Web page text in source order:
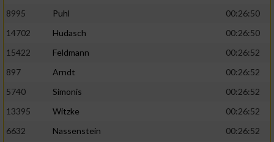
8995
Puhl
00:26:50
14702
Hudasch
00:26:50
15422
Feldmann
00:26:52
897
Arndt
00:26:52
5740
Simonis
00:26:52
13395
Witzke
00:26:52
6632
Nassenstein
00:26:52